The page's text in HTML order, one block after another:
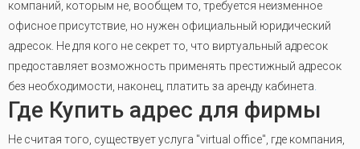
компаний, которым не, вообщем то, требуется неизменное
офисное присутствие, но нужен официальный юридический
адресок. Не для кого не секрет то, что виртуальный адресок
предоставляет возможность применять престижный адресок
без необходимости, наконец, платить за аренду кабинета
Где Купить адрес для фирмы
Не считая того, существует услуга "virtual office", где компания,